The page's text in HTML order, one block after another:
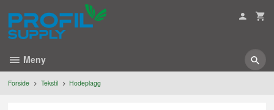
innholdet
Meny
Forside Tekstil Hodeplagg